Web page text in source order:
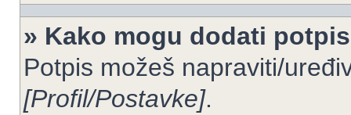
» Kako mogu dodati
Potpis možeš napraviti/
[Profil/Postavke].